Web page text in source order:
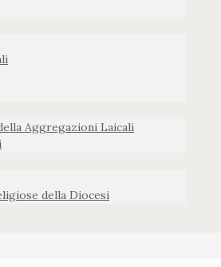
Aggregazioni Laicali
della Diocesi